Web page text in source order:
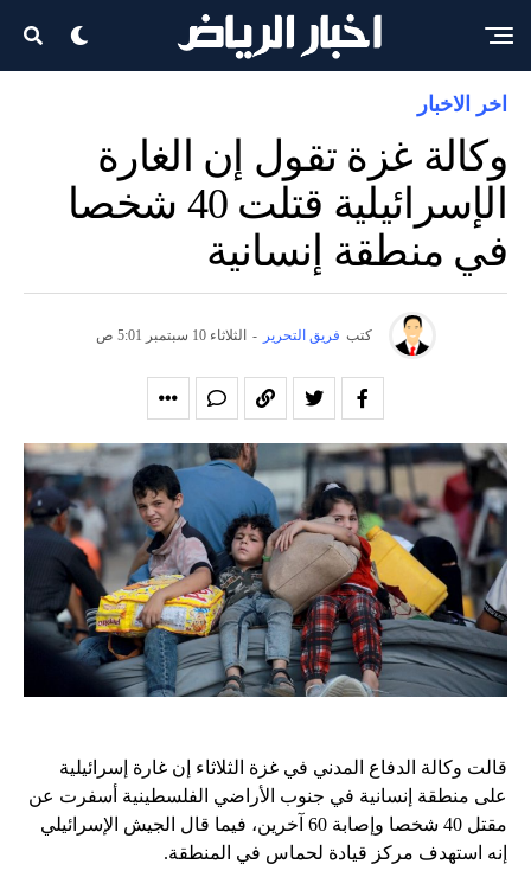
اخر الاخبار
وكالة غزة تقول إن الغارة
الإسرائيلية قتلت 40 شخصا
في منطقة إنسانية
كتب فريق التحرير - الثلاثاء 10 سبتمبر 5:01 ص
قالت وكالة الدفاع المدني في غزة الثلاثاء إن غارة إسرائيلية
على منطقة إنسانية في جنوب الأراضي الفلسطينية أسفرت عن
مقتل 40 شخصا وإصابة 60 آخرين، فيما قال الجيش الإسرائيلي
إنه استهدف مركز قيادة لحماس في المنطقة.